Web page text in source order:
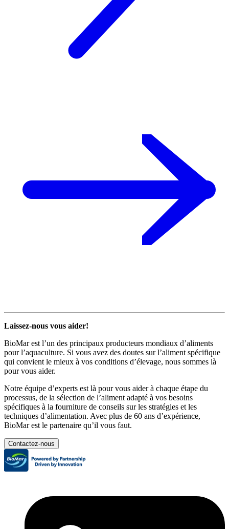
Laissez-nous vous aider!
BioMar est l’un des principaux producteurs mondiaux d’aliments
pour l’aquaculture. Si vous avez des doutes sur l’aliment spécifique
qui convient le mieux à vos conditions d’élevage, nous sommes là
pour vous aider.
Notre équipe d’experts est là pour vous aider à chaque étape du
processus, de la sélection de l’aliment adapté à vos besoins
spécifiques à la fourniture de conseils sur les stratégies et les
techniques d’alimentation. Avec plus de 60 ans d’expérience,
BioMar est le partenaire qu’il vous faut.
Contactez-nous